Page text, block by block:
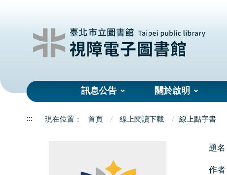
訊息公告 關於啟明
::: 首頁 線上閱讀下載 線上點字書
題名
作者